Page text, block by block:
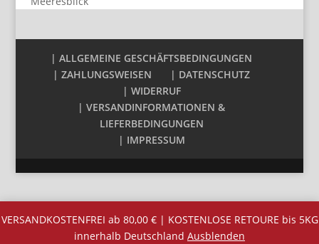
| ALLGEMEINE GESCHÄFTSBEDINGUNGEN
| ZAHLUNGSWEISEN
| DATENSCHUTZ
| WIDERRUF
| VERSANDINFORMATIONEN &
LIEFERBEDINGUNGEN
| IMPRESSUM
VERSANDKOSTENFREI ab 80,00 € | KOSTENLOSE RETOURE bis 5KG
innerhalb Deutschland Ausblenden